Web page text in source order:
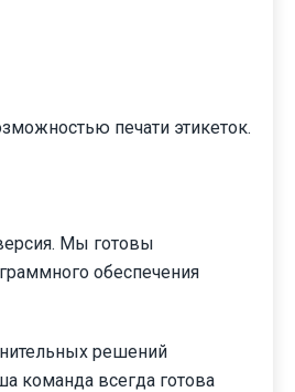
печати этикеток.
Мы готовы
обеспечения
решений
команда всегда готова